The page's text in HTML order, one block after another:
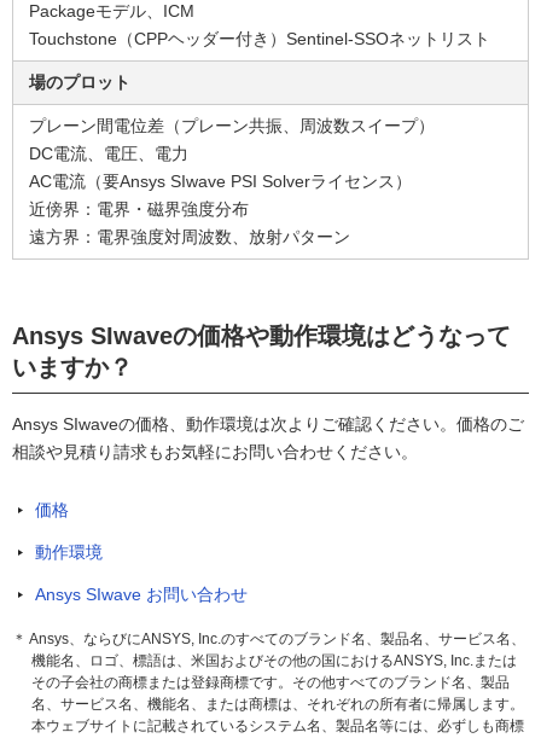
Packageモデル、ICM
Touchstone（CPPヘッダー付き）Sentinel-SSOネットリスト
場のプロット
プレーン間電位差（プレーン共振、周波数スイープ）
DC電流、電圧、電力
AC電流（要Ansys SIwave PSI Solverライセンス）
近傍界：電界・磁界強度分布
遠方界：電界強度対周波数、放射パターン
Ansys SIwaveの価格や動作環境はどうなって
いますか？
Ansys SIwaveの価格、動作環境は次よりご確認ください。価格のご
相談や見積り請求もお気軽にお問い合わせください。
価格
動作環境
Ansys SIwave お問い合わせ
＊ Ansys、ならびにANSYS, Inc.のすべてのブランド名、製品名、サービス名、
機能名、ロゴ、標語は、米国およびその他の国におけるANSYS, Inc.または
その子会社の商標または登録商標です。その他すべてのブランド名、製品
名、サービス名、機能名、または商標は、それぞれの所有者に帰属します。
本ウェブサイトに記載されているシステム名、製品名等には、必ずしも商標